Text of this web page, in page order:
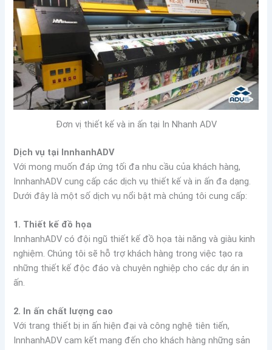
Đơn vị thiết kế và in ấn tại In Nhanh ADV
Dịch vụ tại InnhanhADV
Với mong muốn đáp ứng tối đa nhu cầu của khách hàng,
InnhanhADV cung cấp các dịch vụ thiết kế và in ấn đa dạng.
Dưới đây là một số dịch vụ nổi bật mà chúng tôi cung cấp:
1. Thiết kế đồ họa
InnhanhADV có đội ngũ thiết kế đồ họa tài năng và giàu kinh
nghiệm. Chúng tôi sẽ hỗ trợ khách hàng trong việc tạo ra
những thiết kế độc đáo và chuyên nghiệp cho các dự án in
ấn.
2. In ấn chất lượng cao
Với trang thiết bị in ấn hiện đại và công nghệ tiên tiến,
InnhanhADV cam kết mang đến cho khách hàng những sản